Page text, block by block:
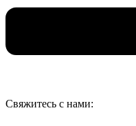
Свяжитесь с нами: